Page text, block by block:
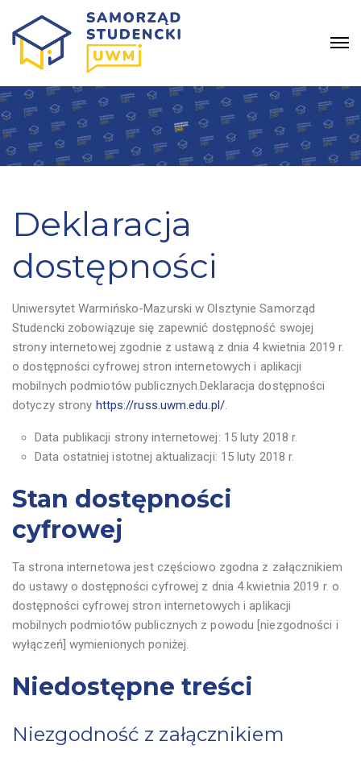
Deklaracja
dostępności
Uniwersytet Warmińsko-Mazurski w Olsztynie Samorząd
Studencki zobowiązuje się zapewnić dostępność swojej
strony internetowej zgodnie z ustawą z dnia 4 kwietnia 2019 r.
o dostępności cyfrowej stron internetowych i aplikacji
mobilnych podmiotów publicznych.Deklaracja dostępności
dotyczy strony https://russ.uwm.edu.pl/.
Data publikacji strony internetowej: 15 luty 2018 r.
Data ostatniej istotnej aktualizacji: 15 luty 2018 r.
Stan dostępności
cyfrowej
Ta strona internetowa jest częściowo zgodna z załącznikiem
do ustawy o dostępności cyfrowej z dnia 4 kwietnia 2019 r. o
dostępności cyfrowej stron internetowych i aplikacji
mobilnych podmiotów publicznych z powodu [niezgodności i
wyłączeń] wymienionych poniżej.
Niedostępne treści
Niezgodność z załącznikiem